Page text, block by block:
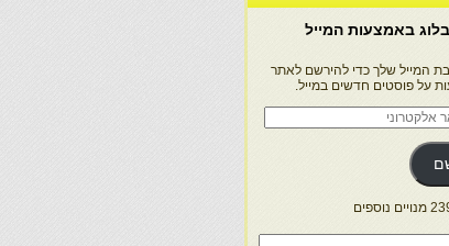
באמצעות המייל
המייל שלך כדי להירשם לאתר
על פוסטים חדשים במייל.